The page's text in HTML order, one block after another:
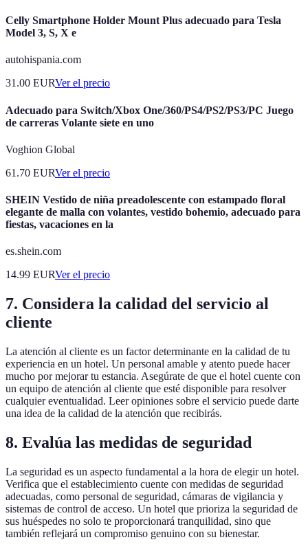
Celly Smartphone Holder Mount Plus adecuado para Tesla
Model 3, S, X e
autohispania.com
31.00 EURVer el precio
Adecuado para Switch/Xbox One/360/PS4/PS2/PS3/PC Juego
de carreras Volante siete en uno
Voghion Global
61.70 EURVer el precio
SHEIN Vestido de niña preadolescente con estampado floral
elegante de malla con volantes, vestido bohemio, adecuado para
fiestas, vacaciones en la
es.shein.com
14.99 EURVer el precio
7. Considera la calidad del servicio al
cliente
La atención al cliente es un factor determinante en la calidad de tu
experiencia en un hotel. Un personal amable y atento puede hacer
mucho por mejorar tu estancia. Asegúrate de que el hotel cuente con
un equipo de atención al cliente que esté disponible para resolver
cualquier eventualidad. Leer opiniones sobre el servicio puede darte
una idea de la calidad de la atención que recibirás.
8. Evalúa las medidas de seguridad
La seguridad es un aspecto fundamental a la hora de elegir un hotel.
Verifica que el establecimiento cuente con medidas de seguridad
adecuadas, como personal de seguridad, cámaras de vigilancia y
sistemas de control de acceso. Un hotel que prioriza la seguridad de
sus huéspedes no solo te proporcionará tranquilidad, sino que
también reflejará un compromiso genuino con su bienestar.